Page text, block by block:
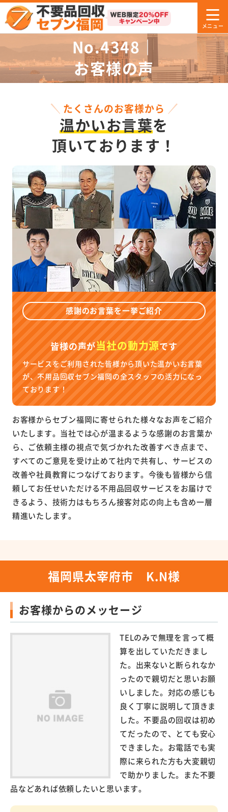
No.4348｜
お客様の声
たくさんのお客様から
温かいお言葉を
頂いております！
感謝のお言葉を一挙ご紹介
皆様の声が当社の動力源です
サービスをご利用された皆様から頂いた温かいお言葉
が、不用品回収セブン福岡の全スタッフの活力になっ
ております！
お客様からセブン福岡に寄せられた様々なお声をご紹介
いたします。当社では心が温まるような感謝のお言葉か
ら、ご依頼主様の視点で気づかれた改善すべき点まで、
すべてのご意見を受け止めて社内で共有し、サービスの
改善や社員教育につなげております。今後も皆様から信
頼してお任せいただける不用品回収サービスをお届けで
きるよう、技術力はもちろん接客対応の向上も含め一層
精進いたします。
福岡県太宰府市 K.N様
お客様からのメッセージ
TELのみで無理を言って概
算を出していただきまし
た。出来ないと断られなか
ったので親切だと思いお願
いしました。対応の感じも
良く丁寧に説明して頂きま
した。不要品の回収は初め
てだったので、とても安心
できました。お電話でも実
際に来られた方も大変親切
で助かりました。また不要
品などあれば依頼したいと思います。